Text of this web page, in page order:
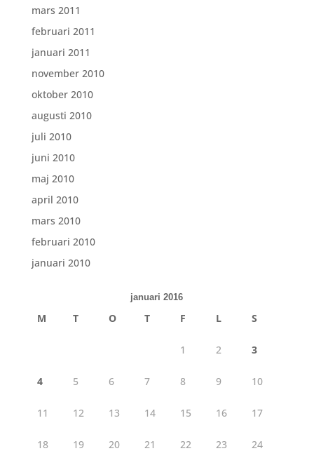
mars 2011
februari 2011
januari 2011
november 2010
oktober 2010
augusti 2010
juli 2010
juni 2010
maj 2010
april 2010
mars 2010
februari 2010
januari 2010
januari 2016
M T O T F L S
1 2 3
4 5 6 7 8 9 10
11 12 13 14 15 16 17
18 19 20 21 22 23 24